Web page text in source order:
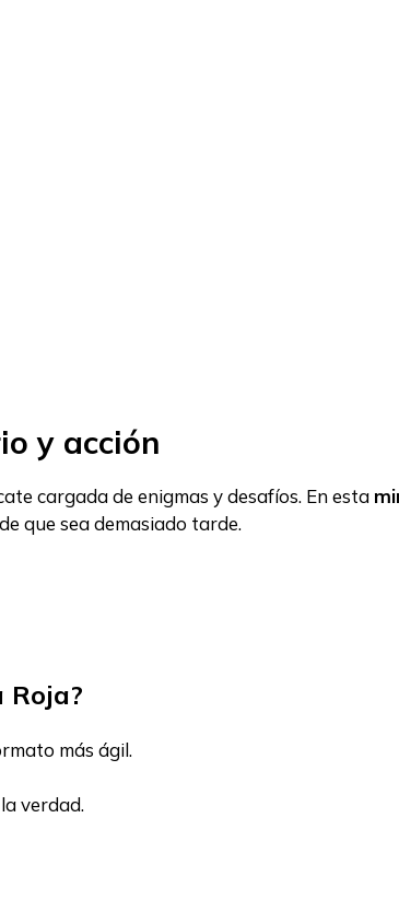
y acción
cargada de enigmas y desafíos. En esta
que sea demasiado tarde.
Roja?
más ágil.
verdad.